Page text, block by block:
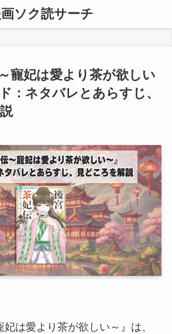
ソク読サーチ
寵妃は愛より茶が欲しい
：ネタバレとあらすじ、
妃は愛より茶が欲しい～』は、